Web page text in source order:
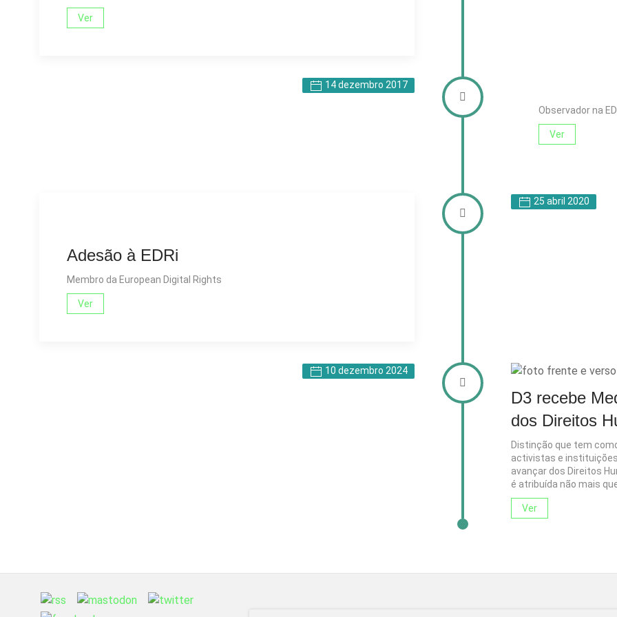
Ver
14 dezembro 2017
Observador na
Ver
25 abril 2020
Adesão à EDRi
Membro da European Digital Rights
Ver
10 dezembro 2024
D3 recebe
dos Direitos
Distinção que tem
activistas e
avançar dos Direitos
é atribuída não mais
Ver